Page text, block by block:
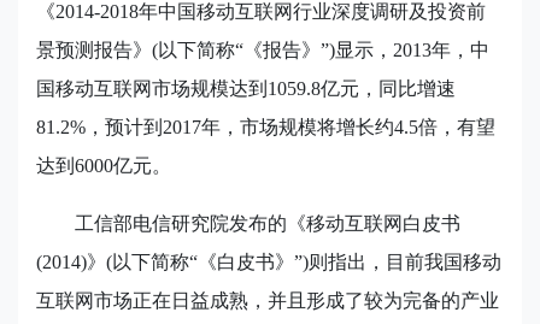
《2014-2018年中国移动互联网行业深度调研及投资前
景预测报告》 (以下简称“《报告》”)显示， 2013年，中
国移动互联网市场规模达到 1059.8亿元，同比增速
81.2% ，预计到 2017年，市场规模将增长约4.5倍，有望
达到 6000亿元。
工信部电信研究院发布的《移动互联网白皮书
(2014)》 (以下简称“《白皮书》”)则指出，目前我国移动
互联网市场正在日益成熟，并且形成了较为完备的产业